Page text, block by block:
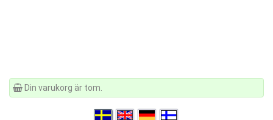
Din varukorg är tom.